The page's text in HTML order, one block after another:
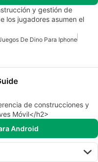
y gestión de
los jugadores asumen el
De Dino Para Iphone
de construcciones y
Móvil</h2>
Android